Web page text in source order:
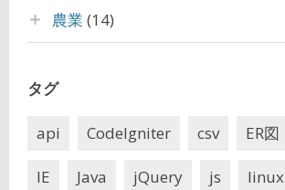
農業 (14)
タグ
api CodeIgniter csv ER図
IE Java jQuery js linux